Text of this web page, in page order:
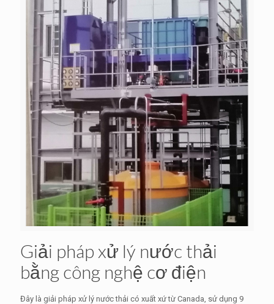
Giải pháp xử lý nước thải
bằng công nghệ cơ điện
Đây là giải pháp xử lý nước thải có xuất xứ từ Canada, sử dụng 9